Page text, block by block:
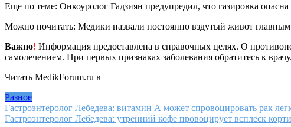
Еще по теме: Онкоуролог Гадзиян предупредил, что газировка
Можно почитать: Медики назвали постоянно вздутый живот главным
Важно! Информация предоставлена в справочных целях. О
самолечением. При первых признаках заболевания обратитесь к врачу.
Читать MedikForum.ru в
Разное
Навигация
Гастроэнтеролог Лебедева: витамин А может спровоцировать рак
Гастроэнтеролог Лебедева: утренний кофе провоцирует всплеск